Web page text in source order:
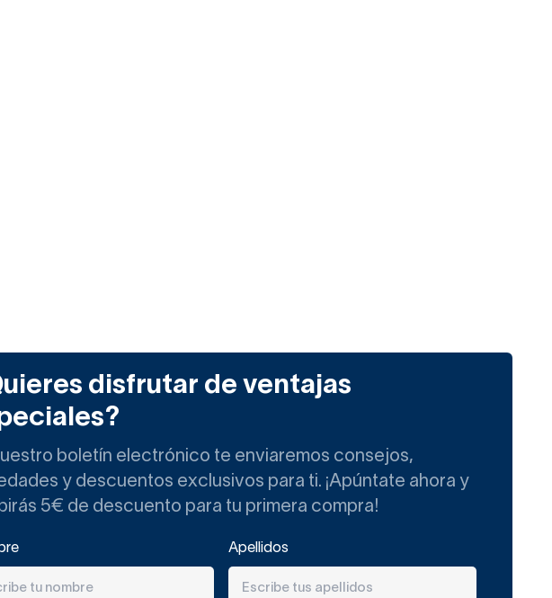
disfrutar de ventajas
boletín electrónico te enviaremos consejos,
y descuentos exclusivos para ti. ¡Apúntate ahora y
5€ de descuento para tu primera compra!
Apellidos